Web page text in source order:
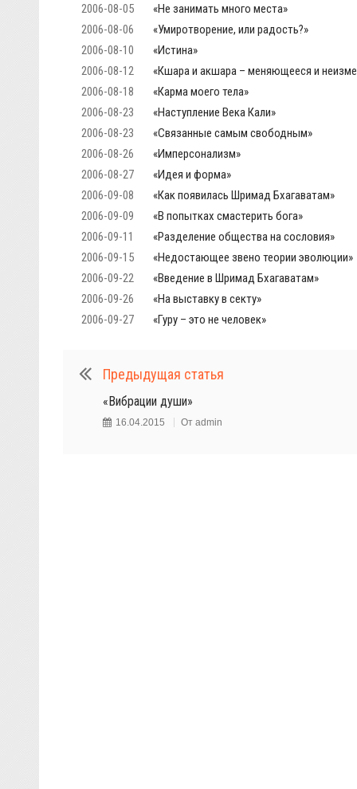
2006-08-05
«Не занимать много места»
2006-08-06
«Умиротворение, или радость?»
2006-08-10
«Истина»
2006-08-12
«Кшара и акшара – меняющееся и
2006-08-18
«Карма моего тела»
2006-08-23
«Наступление Века Кали»
2006-08-23
«Связанные самым свободным»
2006-08-26
«Имперсонализм»
2006-08-27
«Идея и форма»
2006-09-08
«Как появилась Шримад Бхагаватам»
2006-09-09
«В попытках смастерить бога»
2006-09-11
«Разделение общества на сословия»
2006-09-15
«Недостающее звено теории эволюции»
2006-09-22
«Введение в Шримад Бхагаватам»
2006-09-26
«На выставку в секту»
2006-09-27
«Гуру – это не человек»
Предыдущая статья
«Вибрации души»
16.04.2015 От admin